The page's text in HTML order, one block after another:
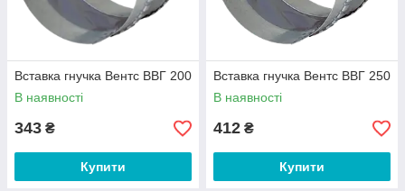
Вставка гнучка Вентс ВВГ 200
В наявності
343 ₴
Купити
Вставка гнучка Вентс ВВГ 250
В наявності
412 ₴
Купити